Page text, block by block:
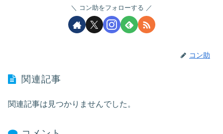
コン助をフォローする
コン助
関連記事
関連記事は見つかりませんでした。